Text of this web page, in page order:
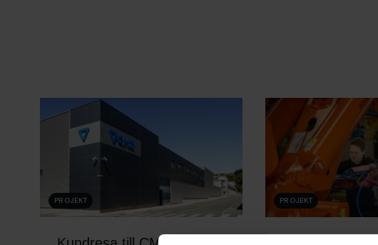
PROJEKT PROJEKT